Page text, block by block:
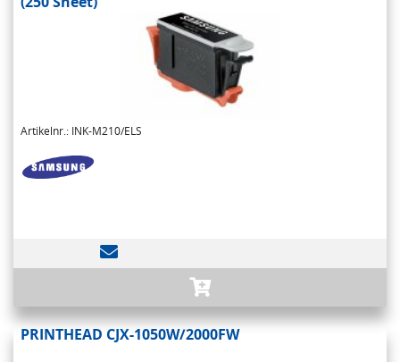
Artikelnr.: INK-M210/ELS
PRINTHEAD CJX-1050W/2000FW